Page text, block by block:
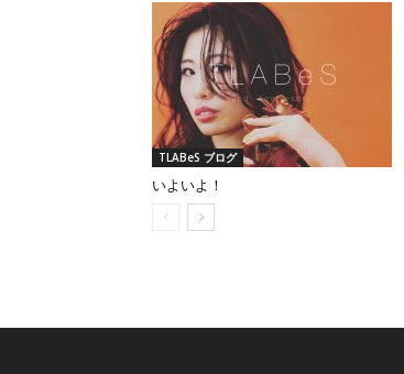
TLABeS ブログ
いよいよ！